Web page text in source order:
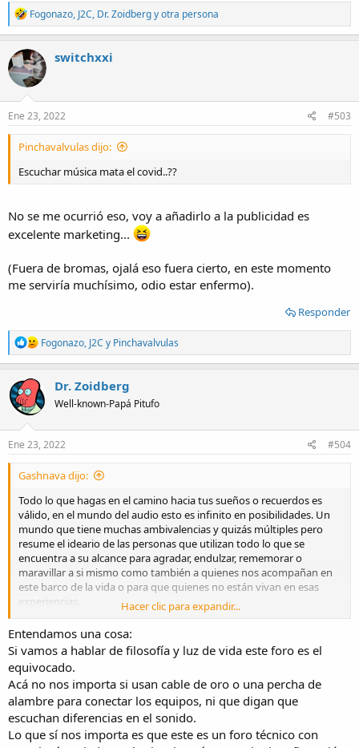
R
e
a
c
t
i
o
n
s
Fogonazo, J2C, Dr. Zoidbergy otra persona
switchxxi
Ene 23, 2022 #503
Pinchavalvulas dijo:
Escuchar música mata el covid..??
No se me ocurrió eso, voy a añadirlo a la publicidad es
excelente marketing...
(Fuera de bromas, ojalá eso fuera cierto, en este momento
me serviría muchísimo, odio estar enfermo).
Responder
R
e
a
t
i
n
s
Fogonazo, J2C y Pinchavalvulas
Dr. Zoidberg
Well-known-Papá Pitufo
Ene 23, 2022 #504
Gashnava dijo:
Todo lo que hagas en el camino hacia tus sueños o recuerdos es
válido, en el mundo del audio esto es infinito en posibilidades. Un
mundo que tiene muchas ambivalencias y quizás múltiples pero
resume el ideario de las personas que utilizan todo lo que se
encuentra a su alcance para agradar, endulzar, rememorar o
maravillar a si mismo como también a quienes nos acompañan en
este barco de la vida o para que quienes no están vivan en esas
experiencias.
Perdón por la lata, pero creí necesario exponer mi punto de vista.
Hacer clic para expandir...
Entendamos una cosa:
Si vamos a hablar de filosofía y luz de vida este foro es el
equivocado.
Acá no nos importa si usan cable de oro o una percha de
alambre para conectar los equipos, ni que digan que
escuchan diferencias en el sonido.
Lo que sí nos importa es que este es un foro técnico con